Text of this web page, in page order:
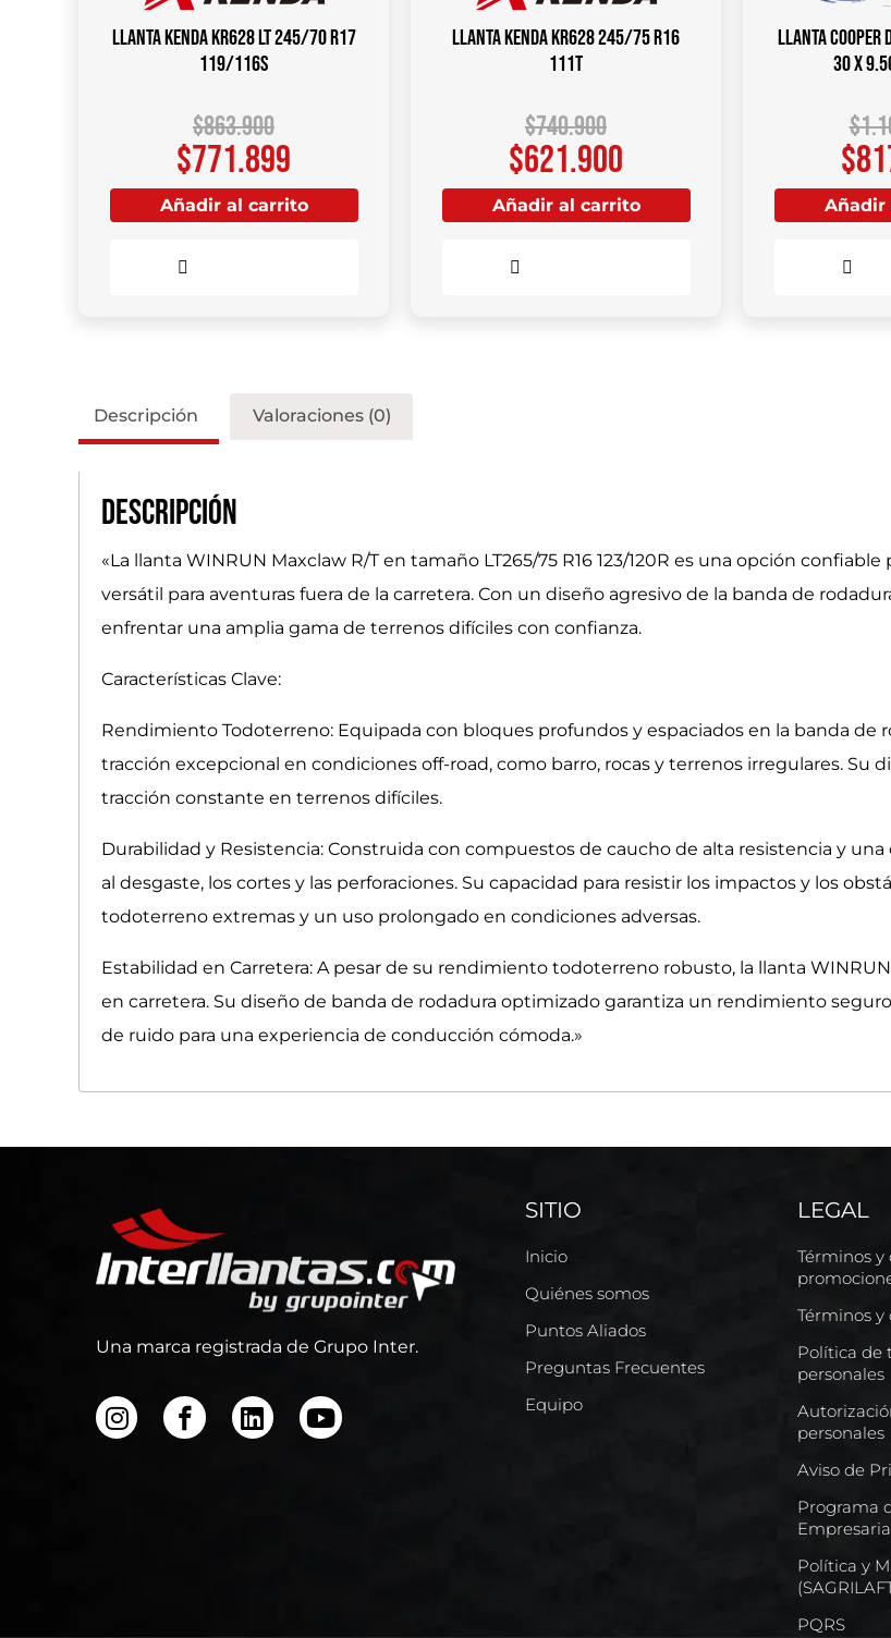
Llanta KENDA KR628 LT 245/70 R17
119/116S
$863.900
$771.899
Añadir al carrito
Llanta KENDA KR628 245/75 R16
111T
$740.900
$621.900
Añadir al carrito
Llanta COOPER
30 X
$
$
Añadir
Descripción Valoraciones (0)
Descripción
«La llanta WINRUN Maxclaw R/T en tamaño LT265/75 R16 123/120R es una opción
versátil para aventuras fuera de la carretera. Con un diseño agresivo de la banda de
enfrentar una amplia gama de terrenos difíciles con confianza.
Características Clave:
Rendimiento Todoterreno: Equipada con bloques profundos y espaciados en la banda de
tracción excepcional en condiciones off-road, como barro, rocas y terrenos irregulares. Su
tracción constante en terrenos difíciles.
Durabilidad y Resistencia: Construida con compuestos de caucho de alta resistencia y
al desgaste, los cortes y las perforaciones. Su capacidad para resistir los impactos y los
todoterreno extremas y un uso prolongado en condiciones adversas.
Estabilidad en Carretera: A pesar de su rendimiento todoterreno robusto, la llanta
en carretera. Su diseño de banda de rodadura optimizado garantiza un rendimiento
de ruido para una experiencia de conducción cómoda.»
Una marca registrada de Grupo Inter.
SITIO
Inicio
Quiénes somos
Puntos Aliados
Preguntas Frecuentes
Equipo
LEGAL
Términos
Términos y
Política de
personales
personales
Aviso de
Programa
Política y
PQRS